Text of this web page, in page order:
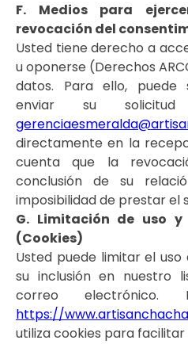
F. Medios para
revocación del
Usted tiene derecho a
u oponerse (Derechos
datos. Para ello, puede
enviar su
directamente en la
cuenta que la
conclusión de su
imposibilidad de prestar el
G. Limitación de uso
(Cookies)
Usted puede limitar el
su inclusión en nuestro
correo electrónico.
https://
utiliza cookies para